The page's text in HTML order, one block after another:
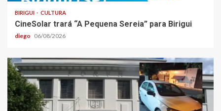
BIRIGUI CULTURA
CineSolar trará “A Pequena Sereia” para Birigui
diego 06/08/2026